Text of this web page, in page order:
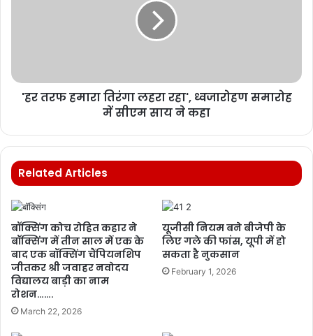
'हर तरफ हमारा तिरंगा लहरा रहा', ध्वजारोहण समारोह
में सीएम साय ने कहा
Related Articles
बॉक्सिंग कोच रोहित कहार ने
बॉक्सिंग में तीन साल में एक के
बाद एक बॉक्सिंग चैंपियनशिप
जीतकर श्री जवाहर नवोदय
विद्यालय बाड़ी का नाम
रोशन…….
March 22, 2026
यूजीसी नियम बने बीजेपी के
लिए गले की फांस, यूपी में हो
सकता है नुकसान
February 1, 2026